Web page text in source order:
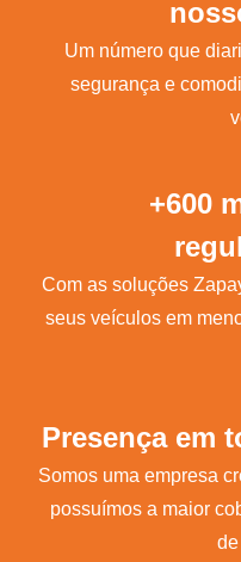
Um número que
segurança e
+600
Com as soluções
seus veículos em
Presença em
Somos uma empresa
possuímos a maior